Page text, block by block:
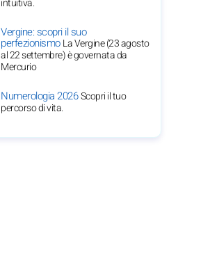
luglio 2026
luglio 2026
intuitiva.
Vergine: scopri il suo
perfezionismoLa Vergine (23 agosto
al 22 settembre) è governata da
Mercurio
Numerologia 2026Scopri il tuo
percorso di vita.